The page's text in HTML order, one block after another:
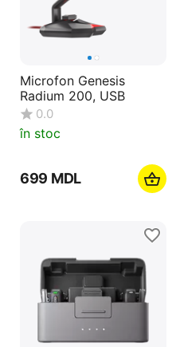
Microfon Genesis
Radium 200, USB
0.0
în stoc
‍699‍ MDL